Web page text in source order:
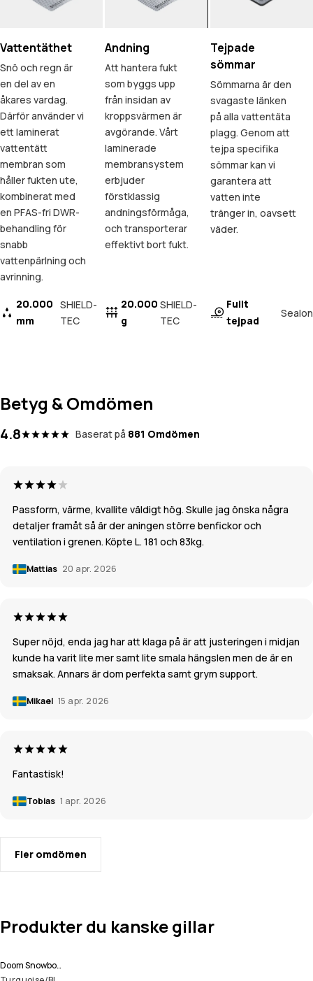
Vattentäthet
Snö och regn är
en del av en
åkares vardag.
Därför använder vi
ett laminerat
vattentätt
membran som
håller fukten ute,
kombinerat med
en PFAS-fri DWR-
behandling för
snabb
vattenpärlning och
avrinning.
20.000
mm
SHIELD-
TEC
Andning
Att hantera fukt
som byggs upp
från insidan av
kroppsvärmen är
avgörande. Vårt
laminerade
membransystem
erbjuder
förstklassig
andningsförmåga,
och transporterar
effektivt bort fukt.
20.000
g
SHIELD-
TEC
Tejpade
sömmar
Sömmarna är den
svagaste länken
på alla vattentäta
plagg. Genom att
tejpa specifika
sömmar kan vi
garantera att
vatten inte
tränger in, oavsett
väder.
Fullt
tejpad
Sealon
Betyg & Omdömen
4.8 Baserat på 881 Omdömen
Passform, värme, kvallite väldigt hög. Skulle jag önska några
detaljer framåt så är der aningen större benfickor och
ventilation i grenen. Köpte L. 181 och 83kg.
Mattias 20 apr. 2026
Super nöjd, enda jag har att klaga på är att justeringen i midjan
kunde ha varit lite mer samt lite smala hängslen men de är en
smaksak. Annars är dom perfekta samt grym support.
Mikael 15 apr. 2026
Fantastisk!
Tobias 1 apr. 2026
Fler omdömen
Produkter du kanske gillar
Doom Snowboardjacka Man